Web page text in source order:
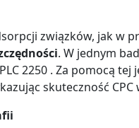
związków, jak w
. W jednym
2250 . Za pomocą
skuteczność